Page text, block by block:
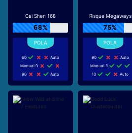
Cai Shen 168
68%
60
Auto
Manual 9
90
Auto
Risque Megaways
75%
90
Auto
Manual 3
10
Auto